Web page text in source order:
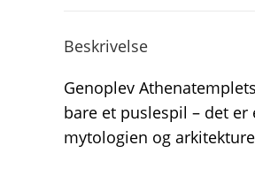
Beskrivelse
Genoplev
bare et puslespil – det
mytologien og